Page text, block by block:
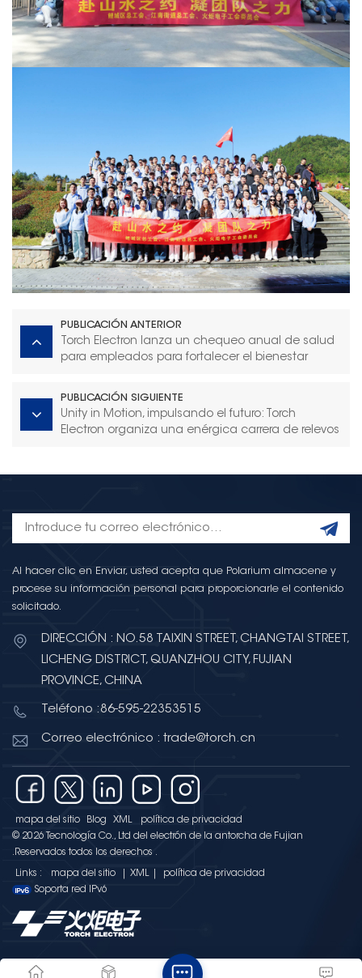
PUBLICACIÓN ANTERIOR
Torch Electron lanza un chequeo anual de salud
para empleados para fortalecer el bienestar
PUBLICACIÓN SIGUIENTE
Unity in Motion, impulsando el futuro: Torch
Electron organiza una enérgica carrera de relevos
Al hacer clic en Enviar, usted acepta que Polarium almacene y
procese su información personal para proporcionarle el contenido
solicitado.
DIRECCIÓN : NO.58 TAIXIN STREET, CHANGTAI STREET,
LICHENG DISTRICT, QUANZHOU CITY, FUJIAN
PROVINCE, CHINA
Teléfono :86-595-22353515
Correo electrónico : trade@torch.cn
mapa del sitio Blog XML
política de privacidad
© 2026 Tecnología Co., Ltd del electrón de la antorcha de Fujian
.Reservados todos los derechos .
Links : mapa del sitio XML
política de privacidad
Soporta red IPv6